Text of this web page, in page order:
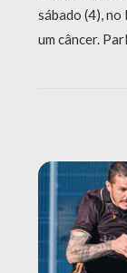
sábado (4), no
um câncer.